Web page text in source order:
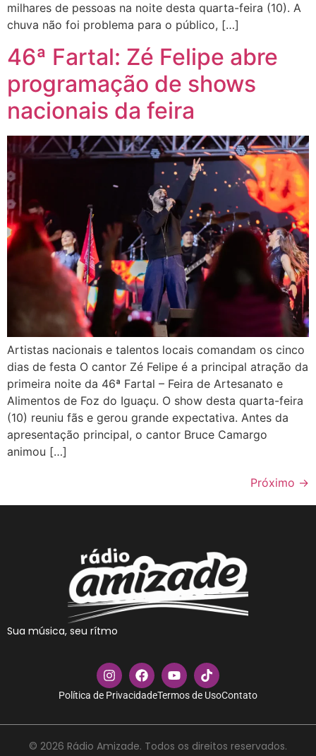
milhares de pessoas na noite desta quarta-feira (10). A
chuva não foi problema para o público, […]
46ª Fartal: Zé Felipe abre
programação de shows
nacionais da feira
Artistas nacionais e talentos locais comandam os cinco
dias de festa O cantor Zé Felipe é a principal atração da
primeira noite da 46ª Fartal – Feira de Artesanato e
Alimentos de Foz do Iguaçu. O show desta quarta-feira
(10) reuniu fãs e gerou grande expectativa. Antes da
apresentação principal, o cantor Bruce Camargo
animou […]
Próximo →
Sua música, seu rítmo
Política de PrivacidadeTermos de UsoContato
© 2026 Rádio Amizade. Todos os direitos reservados.